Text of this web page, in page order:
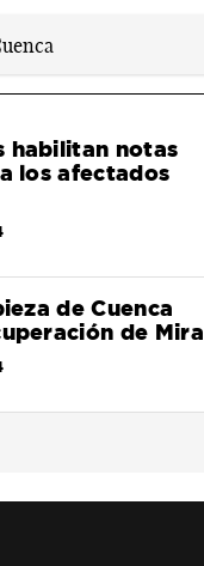
habilitan notas
los afectados
de Cuenca
de Mira